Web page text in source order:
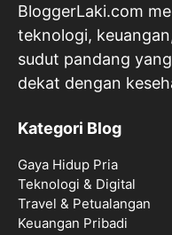
BloggerLaki.com
teknologi,
sudut pandang
dekat dengan
Kategori Blog
Gaya Hidup Pria
Teknologi & Digital
Travel & Petualangan
Keuangan Pribadi